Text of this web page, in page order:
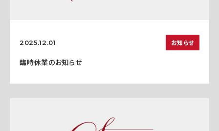
2025.12.01 お知らせ
臨時休業のお知らせ